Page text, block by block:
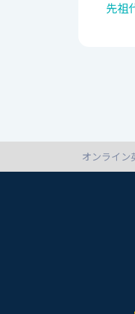
先祖
オンライン